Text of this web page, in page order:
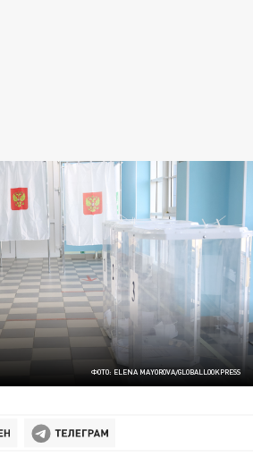
ФОТО: ELENA MAYOROVA/GLOBALLOOKPRESS